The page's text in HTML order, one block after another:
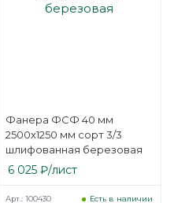
Фанера ФСФ 40 мм
2500х1250 мм сорт 3/3
шлифованная березовая
6 025₽/лист
Есть в наличии
Арт.: 100430